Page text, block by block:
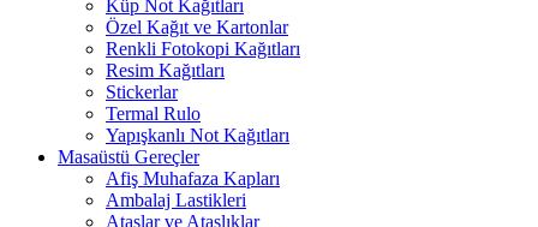
Küp Not Kağıtları
Özel Kağıt ve Kartonlar
Renkli Fotokopi Kağıtları
Resim Kağıtları
Stickerlar
Termal Rulo
Yapışkanlı Not Kağıtları
Masaüstü Gereçler
Afiş Muhafaza Kapları
Ambalaj Lastikleri
Ataşlar ve Ataşlıklar